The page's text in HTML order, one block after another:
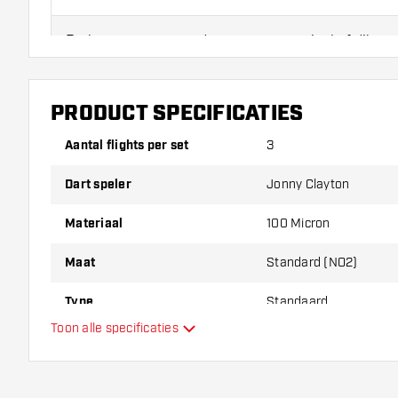
Probeer eens een andere vorm, materiaal of dikte
erachter te komen welke variant het beste bij je
PRODUCT SPECIFICATIES
Aantal flights per set 3
Dart speler Jonny Clayton
Materiaal 100 Micron
Maat Standard (NO2)
Type Standaard
Toon alle specificaties